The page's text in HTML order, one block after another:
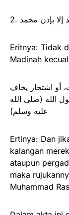
إلا بإذن محمد
Eritnya: Tidak
Madinah
أو اشتجار يخاف
الله (صلى الله
عليه وسلم)
Ertinya: Dan
kalangan
ataupun
maka
Muhammad